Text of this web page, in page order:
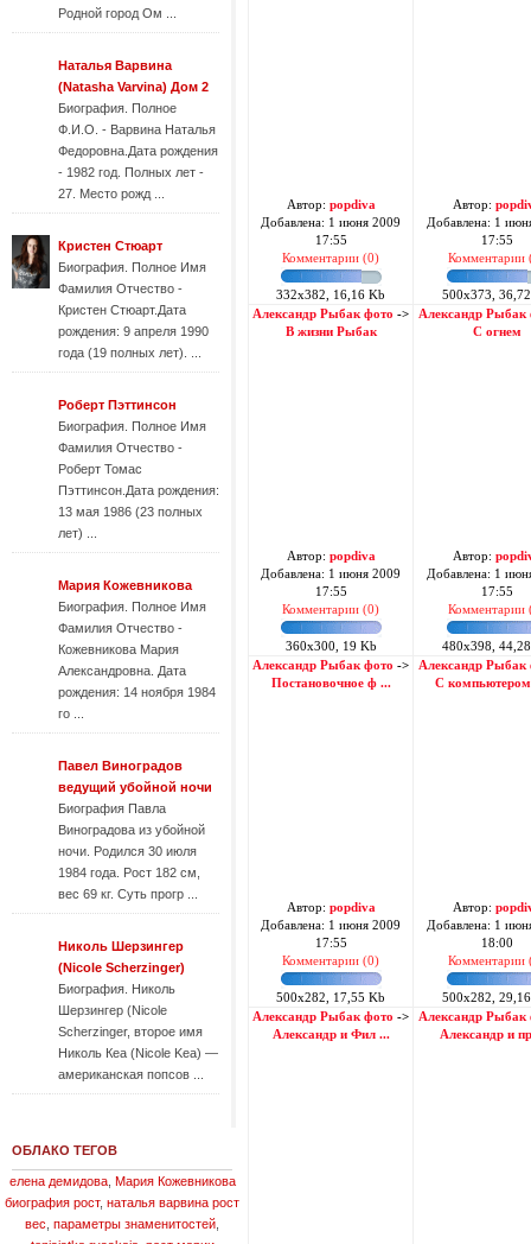
Родной город Ом ...
Наталья Варвина
(Natasha Varvina) Дом 2
Биография. Полное
Ф.И.О. - Варвина Наталья
Федоровна.Дата рождения
- 1982 год. Полных лет -
27. Место рожд ...
Кристен Стюарт
Биография. Полное Имя
Фамилия Отчество -
Кристен Стюарт.Дата
рождения: 9 апреля 1990
года (19 полных лет). ...
Роберт Пэттинсон
Биография. Полное Имя
Фамилия Отчество -
Роберт Томас
Пэттинсон.Дата рождения:
13 мая 1986 (23 полных
лет) ...
Мария Кожевникова
Биография. Полное Имя
Фамилия Отчество -
Кожевникова Мария
Александровна. Дата
рождения: 14 ноября 1984
го ...
Павел Виноградов
ведущий убойной ночи
Биография Павла
Виноградова из убойной
ночи. Родился 30 июля
1984 года. Рост 182 см,
вес 69 кг. Суть прогр ...
Николь Шерзингер
(Nicole Scherzinger)
Биография. Николь
Шерзингер (Nicole
Scherzinger, второе имя
Николь Кеа (Nicole Kea) —
американская попсов ...
ОБЛАКО ТЕГОВ
елена демидова, Мария Кожевникова
биография рост, наталья варвина рост
вес параметры знаменитостей
Автор: popdiva
Добавлена: 1 июня 2009
17:55
Комментарии (0)
332x382, 16,16 Kb
Автор:
Добавлена: 1
17:55
Комментарии
500x373,
Александр Рыбак фото ->
В жизни Рыбак
Автор: popdiva
Добавлена: 1 июня 2009
17:55
Комментарии (0)
360x300, 19 Kb
Александр Рыбак
С огнем
Автор:
Добавлена: 1
17:55
Комментарии
480x398,
Александр Рыбак фото ->
Постановочное ф ...
Автор: popdiva
Добавлена: 1 июня 2009
17:55
Комментарии (0)
500x282, 17,55 Kb
Александр Рыбак
С
Автор:
Добавлена: 1
18:00
Комментарии
500x282,
Александр Рыбак фото ->
Александр и Фил ...
Александр Рыбак
Александр и